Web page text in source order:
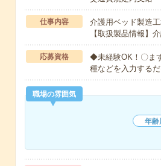
仕事内容
介護用ベッド製造
【取扱製品情報
応募資格
◆未経験OK！〇ま
種などを入力する
職場の雰囲気
年齢